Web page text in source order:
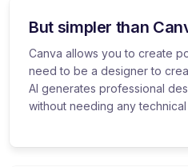
But simpler than
Canva allows you to create
need to be a designer to
AI generates professional
without needing any